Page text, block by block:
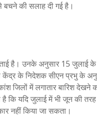
की सलाह दी गई है।
है। उनके अनुसार 15 जुलाई
केंद्र के निदेशक सीएन प्रभु के
जिलों में लगातार बारिश
कि यदि जुलाई में भी जून की
नहीं किया जा सकता।